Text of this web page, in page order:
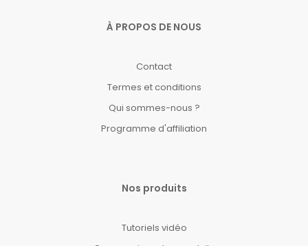
À PROPOS DE NOUS
Contact
Termes et conditions
Qui sommes-nous ?
Programme d'affiliation
Nos produits
Tutoriels vidéo